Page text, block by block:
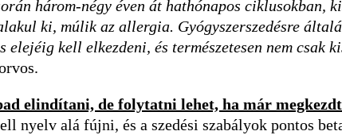
három-négy éven át hathónapos ciklusokban,
ki, múlik az allergia. Gyógyszerszedésre
kell elkezdeni, és természetesen nem csak
elindítani, de folytatni lehet, ha már
nyelv alá fújni, és a szedési szabályok pontos